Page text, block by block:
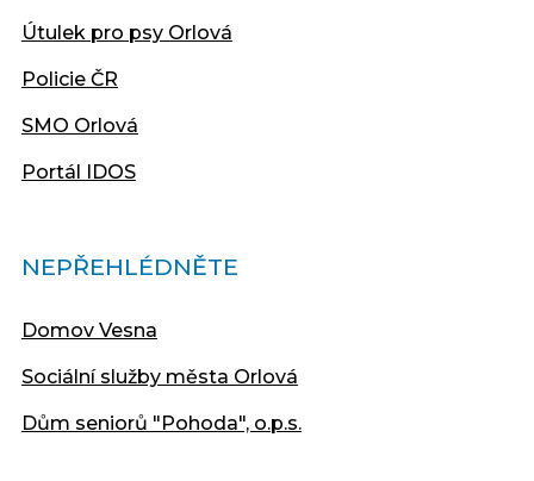
Útulek pro psy Orlová
Policie ČR
SMO Orlová
Portál IDOS
NEPŘEHLÉDNĚTE
Domov Vesna
Sociální služby města Orlová
Dům seniorů "Pohoda", o.p.s.